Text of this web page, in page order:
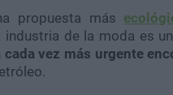
propuesta más
industria de la moda es
cada vez más urgente